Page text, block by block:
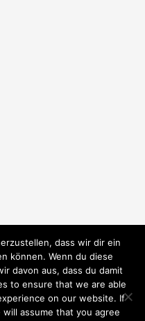
& WordPress.
dass wir dir ein
können. Wenn du diese
davon aus, dass du damit
to ensure that we are able
on our website. If
assume that you agree